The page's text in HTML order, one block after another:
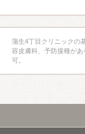
蒲生4丁目クリニックの
容皮膚科、予防接種が
可。